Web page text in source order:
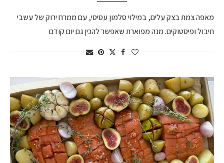
מאפה צמת בצק עלים, במילוי סלמון עסיסי, עם ממרח ירוק של עשבי
תיבול ופיסטוקים. מנה מפוארת שאפשר להכין גם יום קודם